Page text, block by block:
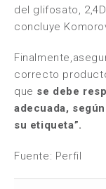
del glifosato,
concluye
correcto
que se debe
adecuada,
su etiqueta”.
Fuente: Perfil